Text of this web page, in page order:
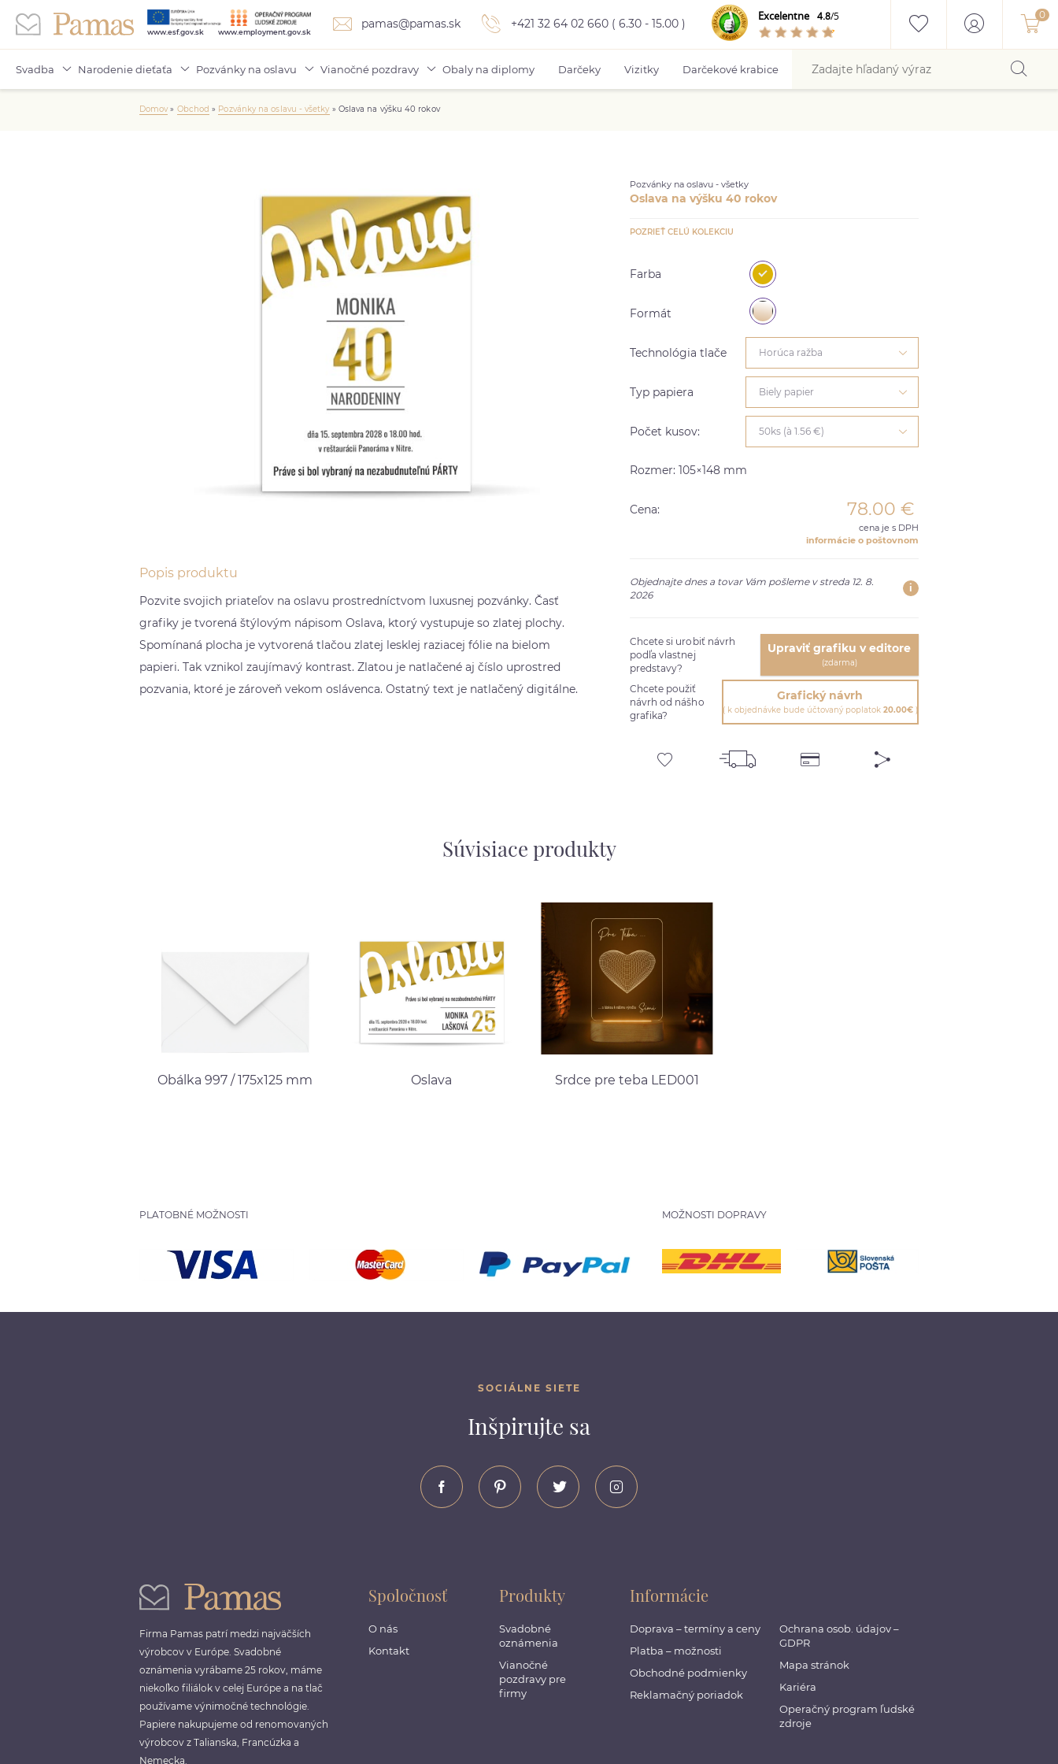
www.esf.gov.sk www.employment.gov.sk
pamas@pamas.sk +421 32 64 02 660 ( 6.30 - 15.00 )
Excelentne 4.8/5
Svadba Narodenie dieťaťa Pozvánky na oslavu Vianočné pozdravy Obaly na diplomy Darčeky Vizitky Darčekové krabice
Domov» Obchod » Pozvánky na oslavu - všetky » Oslava na výšku 40 rokov
Popis produktu
Pozvite svojich priateľov na oslavu prostredníctvom luxusnej pozvánky. Časť
grafiky je tvorená štýlovým nápisom Oslava, ktorý vystupuje so zlatej plochy.
Spomínaná plocha je vytvorená tlačou zlatej lesklej raziacej fólie na bielom
papieri. Tak vznikol zaujímavý kontrast. Zlatou je natlačené aj číslo uprostred
pozvania, ktoré je zároveň vekom oslávenca. Ostatný text je natlačený digitálne.
Pozvánky na oslavu - všetky
Oslava na výšku 40 rokov
POZRIEŤ CELÚ KOLEKCIU
Farba
Formát
Technológia tlače Horúca ražba
Typ papiera Biely papier
Počet kusov: 50ks (à 1.56 €)
Rozmer: 105×148 mm
Cena: 78.00 €
cena je s DPH
informácie o poštovnom
Objednajte dnes a tovar Vám pošleme v streda 12. 8.
2026
i
Chcete si urobiť návrh
podľa vlastnej
predstavy?
Upraviť grafiku v editore
(zdarma)
Chcete použiť
návrh od nášho
grafika?
Grafický návrh
( k objednávke bude účtovaný poplatok 20.00€ )
Súvisiace produkty
Obálka 997 / 175x125 mm Oslava Srdce pre teba LED001
PLATOBNÉ MOŽNOSTI MOŽNOSTI DOPRAVY
SOCIÁLNE SIETE
Inšpirujte sa
Firma Pamas patrí medzi najväčších
výrobcov v Európe. Svadobné
oznámenia vyrábame 25 rokov, máme
niekoľko filiálok v celej Európe a na tlač
používame výnimočné technológie.
Papiere nakupujeme od renomovaných
výrobcov z Talianska, Francúzka a
Nemecka.
Spoločnosť
O nás
Kontakt
Produkty
Svadobné
oznámenia
Vianočné
pozdravy pre
firmy
Informácie
Doprava – termíny a ceny
Platba – možnosti
Obchodné podmienky
Reklamačný poriadok
Ochrana osob. údajov –
GDPR
Mapa stránok
Kariéra
Operačný program ľudské
zdroje